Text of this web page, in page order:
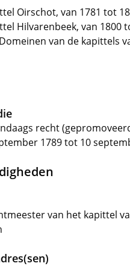
Oirschot, van 1781 tot
Hilvarenbeek, van 1800
van de kapittels
recht
1789 tot 10
van het kapittel